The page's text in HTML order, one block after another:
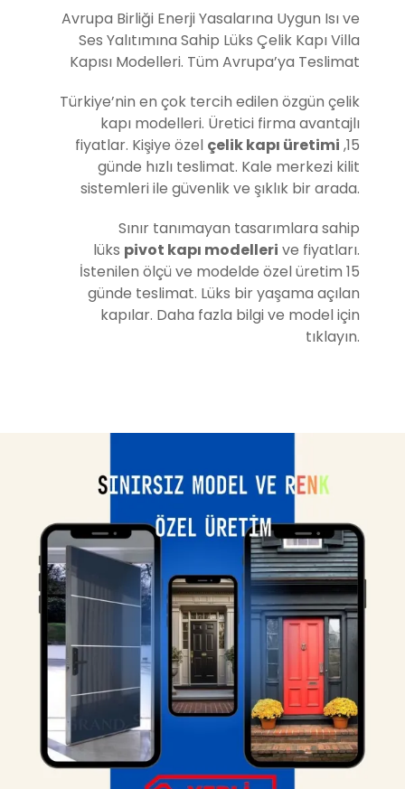
Avrupa Birliği Enerji Yasalarına Uygun Isı ve
Ses Yalıtımına Sahip Lüks Çelik Kapı Villa
Kapısı Modelleri. Tüm Avrupa’ya Teslimat
Türkiye’nin en çok tercih edilen özgün çelik
kapı modelleri. Üretici firma avantajlı
fiyatlar. Kişiye özel çelik kapı üretimi ,15
günde hızlı teslimat. Kale merkezi kilit
sistemleri ile güvenlik ve şıklık bir arada.
Sınır tanımayan tasarımlara sahip
lüks pivot kapı modelleri ve fiyatları.
İstenilen ölçü ve modelde özel üretim 15
günde teslimat. Lüks bir yaşama açılan
kapılar. Daha fazla bilgi ve model için
tıklayın.